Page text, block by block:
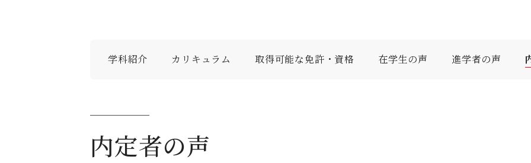
学科紹介 カリキュラム 取得可能な免許・資格 在学生の声 進学者の声
内定者の声